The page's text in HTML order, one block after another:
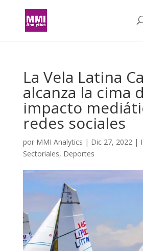
La Vela Latina
alcanza la cima
impacto
redes sociales
por MMI Analytics | Dic 27, 2022|
Sectoriales, Deportes